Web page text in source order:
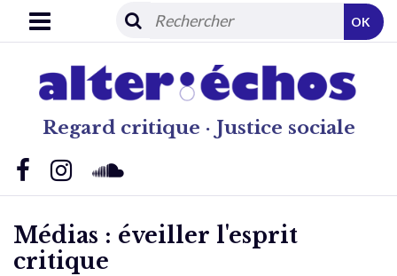
Regard critique · Justice sociale
OK
Médias : éveiller l'esprit
critique